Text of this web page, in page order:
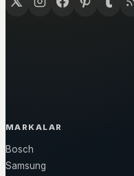
MARKALAR
Bosch
Samsung